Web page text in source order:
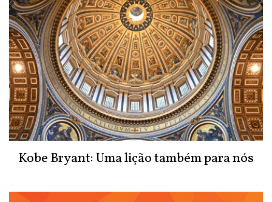
Kobe Bryant: Uma lição também para nós